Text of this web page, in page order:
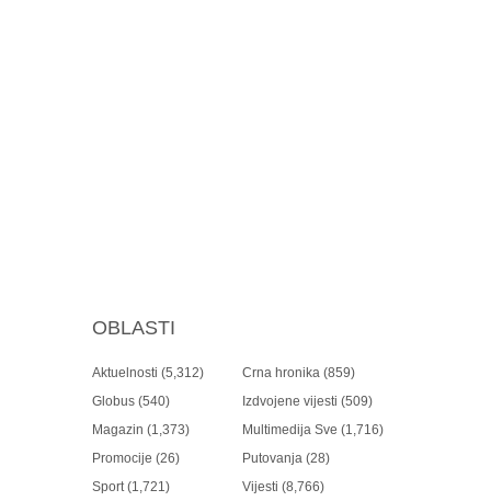
OBLASTI
Aktuelnosti (5,312) Crna hronika (859)
Globus (540) Izdvojene vijesti (509)
Magazin (1,373) Multimedija Sve (1,716)
Promocije (26) Putovanja (28)
Sport(1,721) Vijesti (8,766)